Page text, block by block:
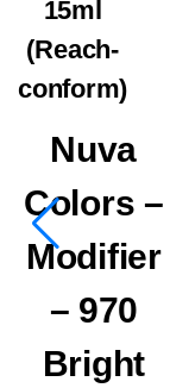
15ml
(Reach-
conform)
Nuva
Colors –
Modifier
– 970
Bright